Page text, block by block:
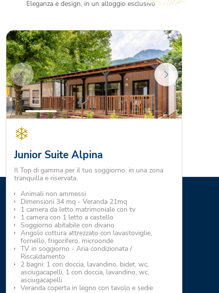
Eleganza e design, in un alloggio esclusivo
Junior Suite Alpina
Il Top di gamma per il tuo soggiorno, in una zona
tranquilla e riservata.
Animali non ammessi
Dimensioni 34 mq - Veranda 21mq
1 camera da letto matrimoniale con tv
1 camera con 1 letto a castello
Soggiorno abitabile con divano
Angolo cottura attrezzato con lavastoviglie,
fornello, frigorifero, microonde
TV in soggiorno - Aria condizionata /
Riscaldamento
2 bagni: 1 con doccia, lavandino, bidet, wc,
asciugacapelli, 1 con doccia, lavandino, wc,
asciugacapelli
Veranda coperta in legno con tavolo e sedie